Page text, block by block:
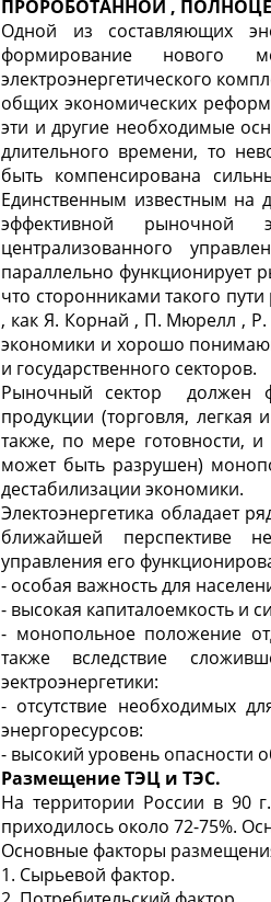
ПРОРОБОТАННОЙ , ПОЛНО
Одной из составляющих
формирование нового
электроэнергетического
общих экономических
эти и другие необходимые
длительного времени, то
быть компенсирована
Единственным известным
эффективной рыночной
централизованного
параллельно функционирует
что сторонниками такого
, как Я. Корнай , П. Мюрелл , Р.
экономики и хорошо
и государственного сек­торов.
Рыночный сектор должен
продукции (торговля, легкая
также, по мере готовности, и
может быть разрушен)
дестабилизации экономики.
Электоэнергетика обладает
ближайшей перспективе
управления его
- особая важность для
- высокая капиталоемкость и
- монопольное положение
также вследствие
эектроэнергетики:
- отсутствие необходимых
энергоресурсов:
- высокий уровень опасности
Размещение ТЭЦ и ТЭС.
На территории России в 90
приходилось около 72-75%.
Основные факторы
1. Сырьевой фактор.